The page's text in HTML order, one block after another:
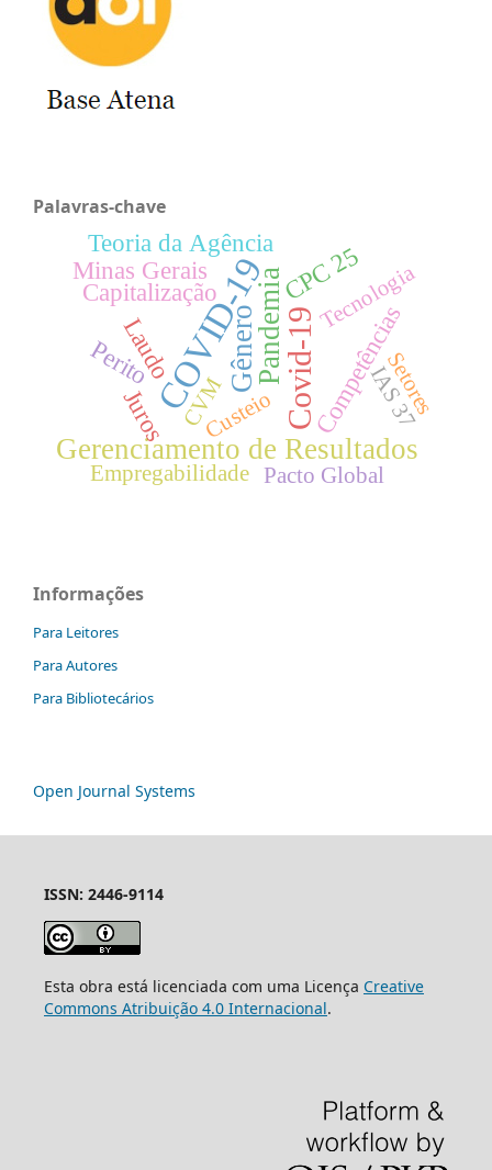
Palavras-chave
COVID-19Covid-19
GêneroPandemia
Gerenciamento de Resultados
Capitalização
Juros
Laudo
Perito Competências
Minas Gerais CPC 25
Teoria da Agência
Custeio
Tecnologia
Empregabilidade
Setores
Pacto Global
IAS 37
CVM
Informações
Para Leitores
Para Autores
Para Bibliotecários
Open Journal Systems
ISSN: 2446-9114
Esta obra está licenciada com uma Licença Creative
Commons Atribuição 4.0 Internacional.